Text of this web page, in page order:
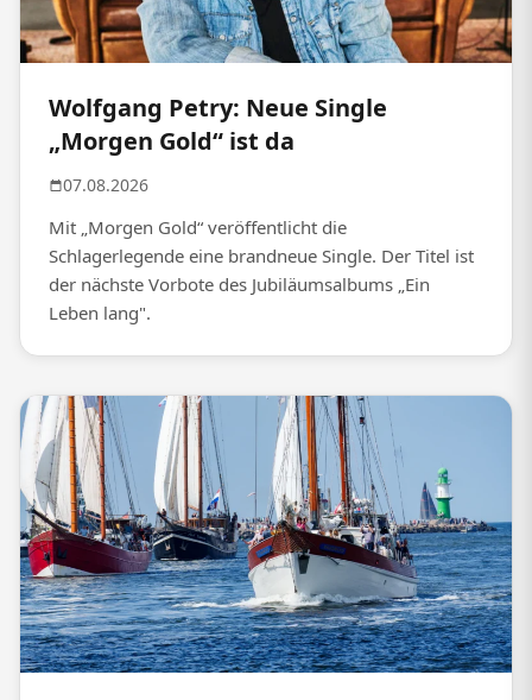
Wolfgang Petry: Neue Single
„Morgen Gold“ ist da
07.08.2026
Mit „Morgen Gold“ veröffentlicht die
Schlagerlegende eine brandneue Single. Der Titel ist
der nächste Vorbote des Jubiläumsalbums „Ein
Leben lang".